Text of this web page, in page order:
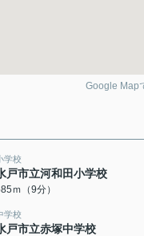
Google Map
学校
戸市立河和田小学校
ｍ（9分）
学校
戸市立赤塚中学校